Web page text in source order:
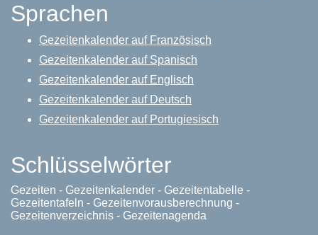
Sprachen
Gezeitenkalender auf Französisch
Gezeitenkalender auf Spanisch
Gezeitenkalender auf Englisch
Gezeitenkalender auf Deutsch
Gezeitenkalender auf Portugiesisch
Schlüsselwörter
Gezeiten - Gezeitenkalender - Gezeitentabelle -
Gezeitentafeln - Gezeitenvorausberechnung -
Gezeitenverzeichnis - Gezeitenagenda